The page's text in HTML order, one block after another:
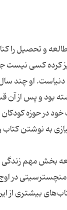
و تحصیل را
کرده کسی نیست
او چند
بود و پس از
در حوزه کودکان
به نوشتن کتاب
بخش مهم زندگی
نسخه کتاب دارد. این
بیشتری از